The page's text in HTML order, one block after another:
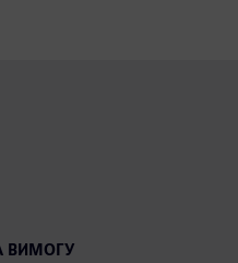
ВИМОГУ